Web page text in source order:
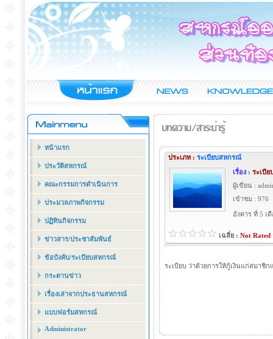
หน้าแรก
ประวัติสหกรณ์
คณะกรรมการดำเนินการ
ประมวลภาพกิจกรรม
ปฏิทินกิจกรรม
ข่าวสาร/ประชาสัมพันธ์
ข้อบังคับ/ระเบียบสหกรณ์
กระดานข่าว
เรื่องเล่าจากประธานสหกรณ์
แบบฟอร์มสหกรณ์
Administrator
ประเภท : ระเบียบสหกรณ์
เรื่อง : ระเบี
ผู้เขียน :
เข้าชม : 976
อังคาร ที่ 5 เ
เฉลี่ย : Not Rated
ระเบียบ ว่าด้วยการให้กู้เงินแก่สมาชิ